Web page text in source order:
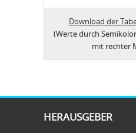
Download der
(Werte durch
mit rechter
HERAUSGEBER